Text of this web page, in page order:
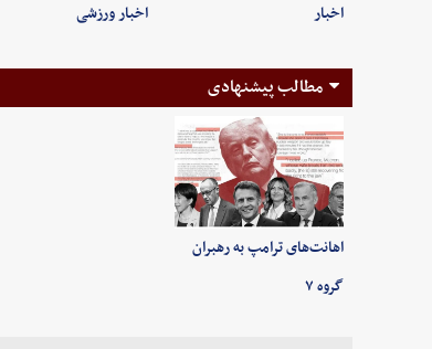
اخبار اخبار ورزشی
مطالب پیشنهادی
اهانت‌های ترامپ به رهبران
گروه ۷